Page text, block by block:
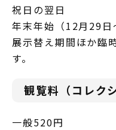
祝日の翌日
年末年始（12月29日
展示替え期間ほか臨
す。
観覧料（コレク
一般520円